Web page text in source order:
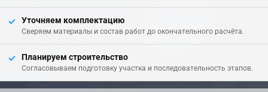
Уточняем комплектацию
Сверяем материалы и состав работ до окончательного расчёта.
Планируем строительство
Согласовываем подготовку участка и последовательность этапов.